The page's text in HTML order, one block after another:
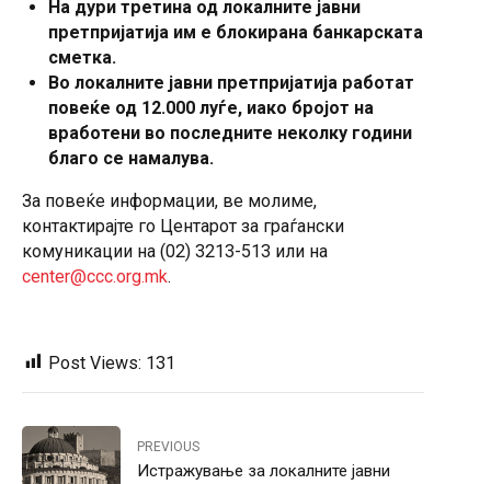
На дури третина од локалните јавни
претпријатија им е блокирана банкарската
сметка.
Во локалните јавни претпријатија работат
повеќе од 12.000 луѓе, иако бројот на
вработени во последните неколку години
благо се намалува.
За повеќе информации, ве молиме,
контактирајте го Центарот за граѓански
комуникации на (02) 3213-513 или на
center@ccc.org.mk.
Post Views: 131
PREVIOUS
Истражување за локалните јавни